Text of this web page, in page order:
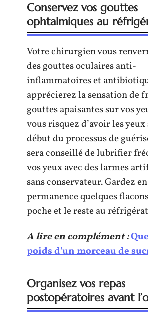
Conservez vos gouttes
ophtalmiques au
Votre chirurgien vous
des gouttes oculaires anti-
inflammatoires et
apprécierez la sensation de
gouttes apaisantes sur vos
vous risquez d’avoir les yeux
début du processus de
sera conseillé de lubrifier
vos yeux avec des larmes
sans conservateur. Gardez en
permanence quelques
poche et le reste au
A lire en complément :
poids d'un morceau de
Organisez vos repas
postopératoires avant